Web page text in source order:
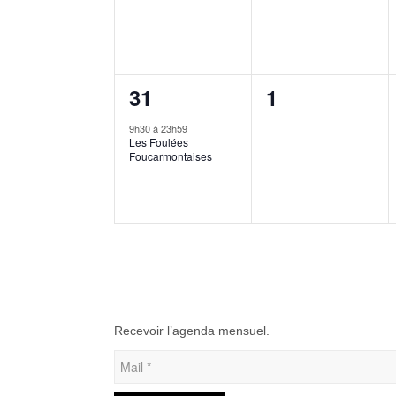
1
évènement,
31
9h30à23h59
Les Foulées
Foucarmontaises
0
1
Recevoir l’agenda mensuel.